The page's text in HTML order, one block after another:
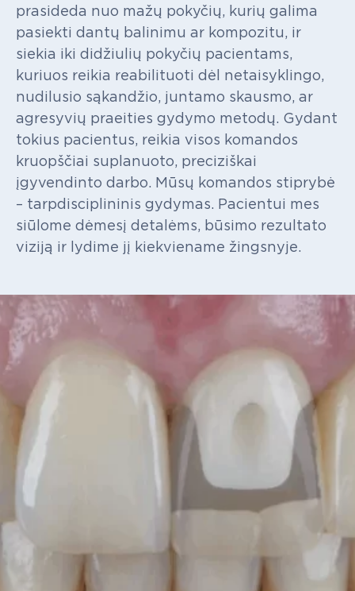
prasideda nuo mažų pokyčių, kurių galima
pasiekti dantų balinimu ar kompozitu, ir
siekia iki didžiulių pokyčių pacientams,
kuriuos reikia reabilituoti dėl
netaisyklingo,
nudilusio sąkandžio, juntamo skausmo, ar
agresyvių praeities gydymo metodų. Gydant
tokius pacientus, reikia visos komandos
kruopščiai suplanuoto, preciziškai
įgyvendinto darbo. Mūsų komandos stiprybė
– tarpdisciplininis gydymas. Pacientui mes
siūlome dėmesį detalėms, būsimo rezultato
viziją ir lydime jį kiekviename žingsnyje.